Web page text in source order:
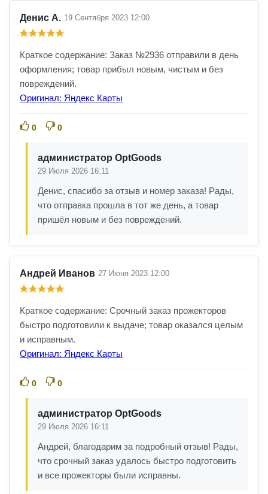
Денис А. 19 Сентября 2023 12:00
Краткое содержание: Заказ №2936 отправили в день
оформления; товар прибыл новым, чистым и без
повреждений.
Оригинал: Яндекс Карты
0 0
администратор OptGoods
29 Июля 2026 16:11
Денис, спасибо за отзыв и номер заказа! Рады,
что отправка прошла в тот же день, а товар
пришёл новым и без повреждений.
Андрей Иванов 27 Июня 2023 12:00
Краткое содержание: Срочный заказ прожекторов
быстро подготовили к выдаче; товар оказался целым
и исправным.
Оригинал: Яндекс Карты
0 0
администратор OptGoods
29 Июля 2026 16:11
Андрей, благодарим за подробный отзыв! Рады,
что срочный заказ удалось быстро подготовить
и все прожекторы были исправны.